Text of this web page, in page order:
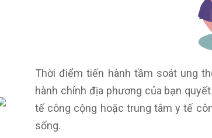
Thời điểm tiến hành tầm soát ung
hành chính địa phương của bạn
tế công cộng hoặc trung tâm y tế
sống.